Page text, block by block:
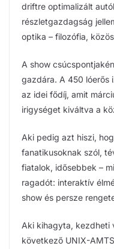
driftre optimalizált
részletgazdagság
optika – filozófia,
A show
gazdára. A 450 lóerős
az idei fődíj, amit
irigységet kiváltva a
Aki pedig azt hiszi,
fanatikusoknak szól,
fiatalok, idősebbek –
ragadót: interaktív
show és persze
Aki kihagyta, kezdheti
következő UNIX-